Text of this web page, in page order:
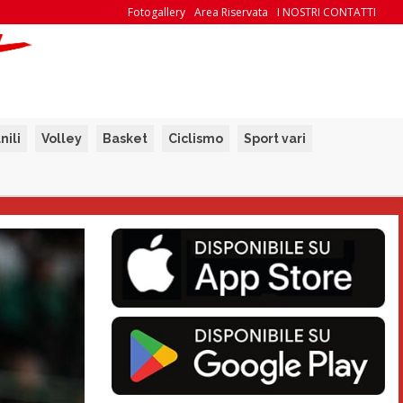
I NOSTRI CONTATTI
Area Riservata
Fotogallery
Volley Basket Ciclismo Sport vari